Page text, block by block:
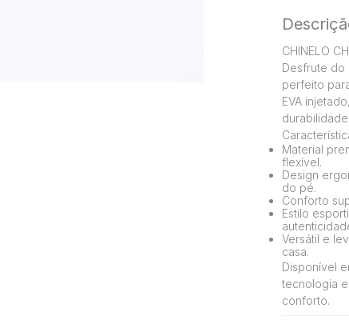
CHINELO
Desfrute do
perfeito
EVA
Material
flexível.
Design
do pé.
Conforto
Estilo
Versátil e
casa.
Disponível
tecnologia
conforto.